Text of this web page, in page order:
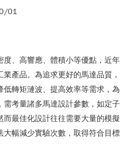
01
度、高響應、體積小等優點，近年
產品。為追求更好的馬達品質，
低轉矩漣波、提高效率等需求，為
需考量諸多馬達設計參數，如定子
而最佳化設計往往需要大量的模擬
大幅減少實驗次數，取得符合目標